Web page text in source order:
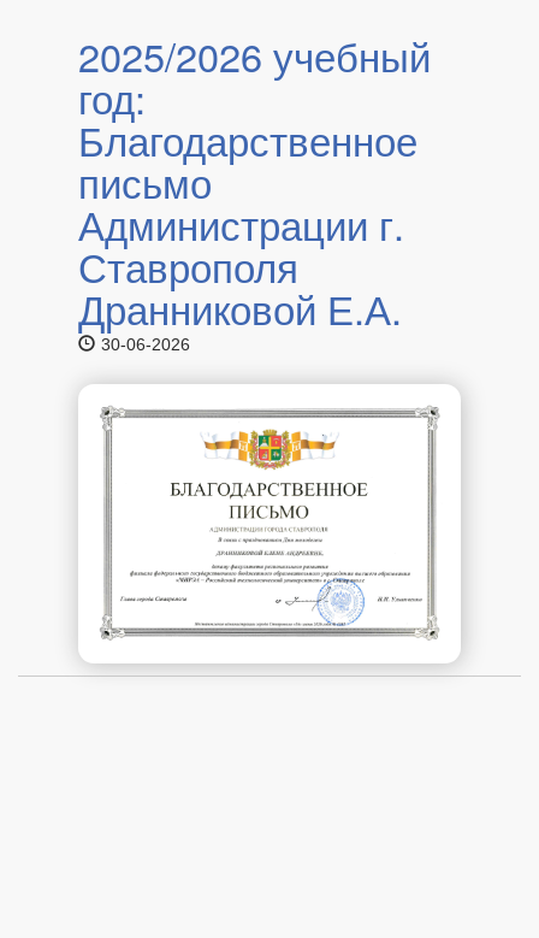
2025/2026 учебный
год:
Благодарственное
письмо
Администрации г.
Ставрополя
Дранниковой Е.А.
30-06-2026